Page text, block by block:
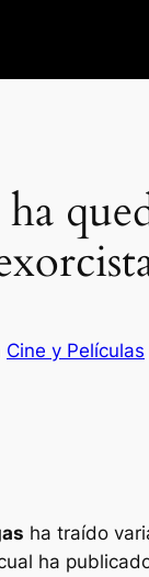
Cine y Películas
ha traído
ha